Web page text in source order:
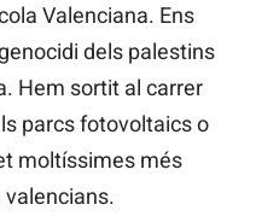
Valenciana. Ens
dels palestins
Hem sortit al carrer
parcs fotovoltaics o
moltíssimes més
valencians.